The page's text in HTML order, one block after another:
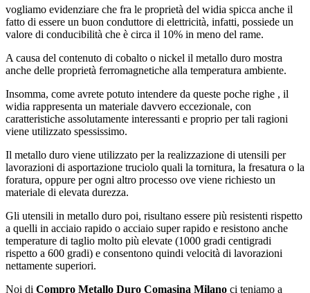
vogliamo evidenziare che fra le proprietà del widia spicca anche il
fatto di essere un buon conduttore di elettricità, infatti, possiede un
valore di conducibilità che è circa il 10% in meno del rame.
A causa del contenuto di cobalto o nickel il metallo duro mostra
anche delle proprietà ferromagnetiche alla temperatura ambiente.
Insomma, come avrete potuto intendere da queste poche righe , il
widia rappresenta un materiale davvero eccezionale, con
caratteristiche assolutamente interessanti e proprio per tali ragioni
viene utilizzato spessissimo.
Il metallo duro viene utilizzato per la realizzazione di utensili per
lavorazioni di asportazione truciolo quali la tornitura, la fresatura o la
foratura, oppure per ogni altro processo ove viene richiesto un
materiale di elevata durezza.
Gli utensili in metallo duro poi, risultano essere più resistenti rispetto
a quelli in acciaio rapido o acciaio super rapido e resistono anche
temperature di taglio molto più elevate (1000 gradi centigradi
rispetto a 600 gradi) e consentono quindi velocità di lavorazioni
nettamente superiori.
Noi di Compro Metallo Duro Comasina Milano ci teniamo a